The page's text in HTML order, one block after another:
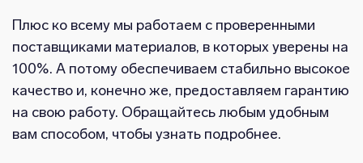
Плюс ко всему мы работаем с проверенными
поставщиками материалов, в которых уверены на
100%. А потому обеспечиваем стабильно высокое
качество и, конечно же, предоставляем гарантию
на свою работу. Обращайтесь любым удобным
вам способом, чтобы узнать подробнее.